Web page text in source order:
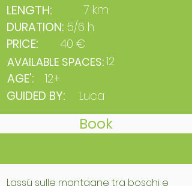
LENGTH:
7 km
DURATION: 5/6 h
40 €
PRICE:
12
AVAILABLE SPACES:
AGE':
12+
GUIDED BY:
Luca
Book
Lassù sulle montagne tra boschi e